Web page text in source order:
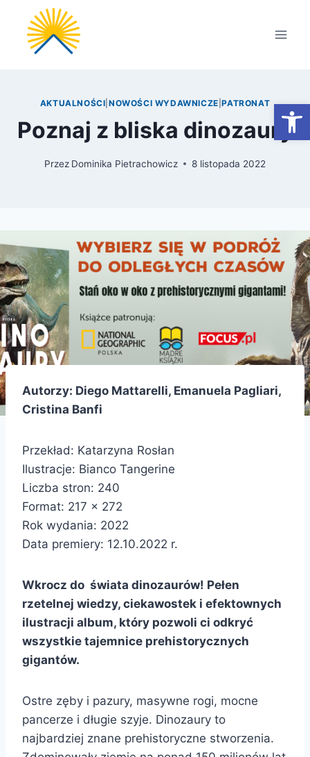
Przejdź
treści
AKTUALNOŚCI |NOWOŚCI WYDAWNICZE |PATRONAT
Poznaj z bliska dinozaury
Przez Dominika Pietrachowicz 8 listopada 2022
Autorzy: Diego Mattarelli, Emanuela Pagliari,
Cristina Banfi
Przekład: Katarzyna Rosłan
Ilustracje: Bianco Tangerine
Liczba stron: 240
Format: 217 x 272
Rok wydania: 2022
Data premiery: 12.10.2022 r.
Wkrocz do świata dinozaurów! Pełen
rzetelnej wiedzy, ciekawostek i efektownych
ilustracji album, który pozwoli ci odkryć
wszystkie tajemnice prehistorycznych
gigantów.
Ostre zęby i pazury, masywne rogi, mocne
pancerze i długie szyje. Dinozaury to
najbardziej znane prehistoryczne stworzenia.